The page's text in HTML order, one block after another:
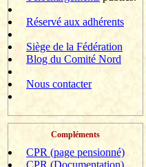
Réservé aux adhérents
Siège de la Fédération
Blog du Comité Nord
Nous contacter
Compléments
CPR (page pensionné)
CPR (Documentation)